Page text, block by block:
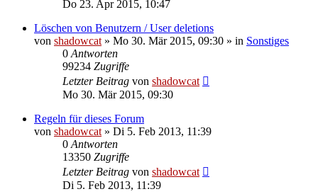
Do 23. Apr 2015, 10:47
Löschen von Benutzern / User deletions
von shadowcat » Mo 30. Mär 2015, 09:30 » in Sonstiges
0 Antworten
99234 Zugriffe
Letzter Beitrag von shadowcat
Mo 30. Mär 2015, 09:30
Regeln für dieses Forum
von shadowcat » Di 5. Feb 2013, 11:39
0 Antworten
13350 Zugriffe
Letzter Beitrag von shadowcat
Di 5. Feb 2013, 11:39